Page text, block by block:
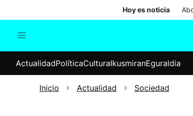
Hoy es noticia
Internacional
Elecciones
ActualidadPolíticaCulturaIkusmiranEguraldia
Inicio Actualidad Sociedad